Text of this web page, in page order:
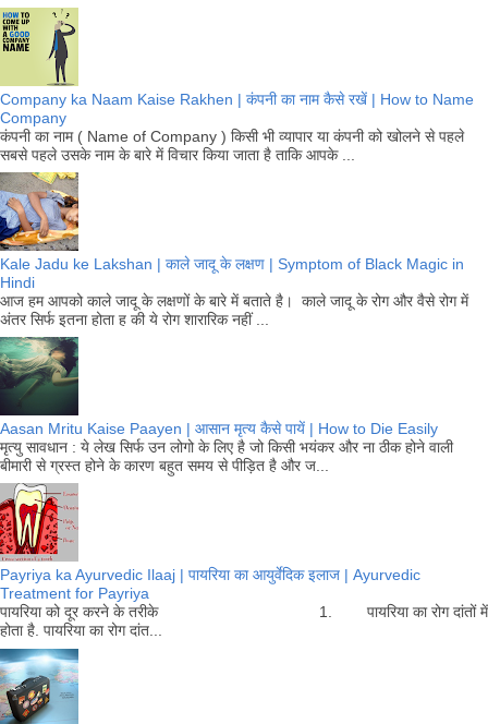
Company ka Naam Kaise Rakhen | कंपनी का नाम कैसे रखें | How to Name
Company
कंपनी का नाम ( Name of Company ) किसी भी व्यापार या कंपनी को खोलने से पहले
सबसे पहले उसके नाम के बारे में विचार किया जाता है ताकि आपके ...
Kale Jadu ke Lakshan | काले जादू के लक्षण | Symptom of Black Magic in
Hindi
आज हम आपको काले जादू के लक्षणों के बारे में बताते है। काले जादू के रोग और वैसे रोग में
अंतर सिर्फ इतना होता ह की ये रोग शारारिक नहीं ...
Aasan Mritu Kaise Paayen | आसान मृत्य कैसे पायें | How to Die Easily
मृत्यु सावधान : ये लेख सिर्फ उन लोगो के लिए है जो किसी भयंकर और ना ठीक होने वाली
बीमारी से ग्रस्त होने के कारण बहुत समय से पीड़ित है और ज...
Payriya ka Ayurvedic Ilaaj | पायरिया का आयुर्वेदिक इलाज | Ayurvedic
Treatment for Payriya
पायरिया को दूर करने के तरीके 1. पायरिया का रोग दांतों में
होता है. पायरिया का रोग दांत...